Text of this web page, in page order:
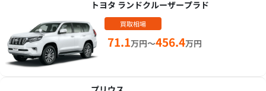
トヨタ ランドクルーザープラド
買取相場
71.1万円～456.4万円